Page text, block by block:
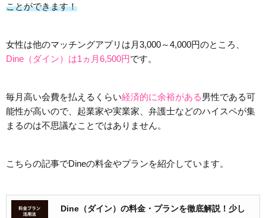
ことができます！
女性は他のマッチングアプリは月3,000～4,000円のところ、
Dine（ダイン）は1ヵ月6,500円です。
毎月高い会費を払えるくらい経済的に余裕がある男性である可
能性が高いので、起業家や実業家、弁護士などのハイスペが集
まるのは不思議なことではありません。
こちらの記事でDineの料金やプランを紹介しています。
Dine（ダイン）の料金・プランを徹底解説！少し